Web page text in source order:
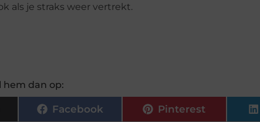
als je straks weer vertrekt.
hem dan op:
Facebook Pinterest